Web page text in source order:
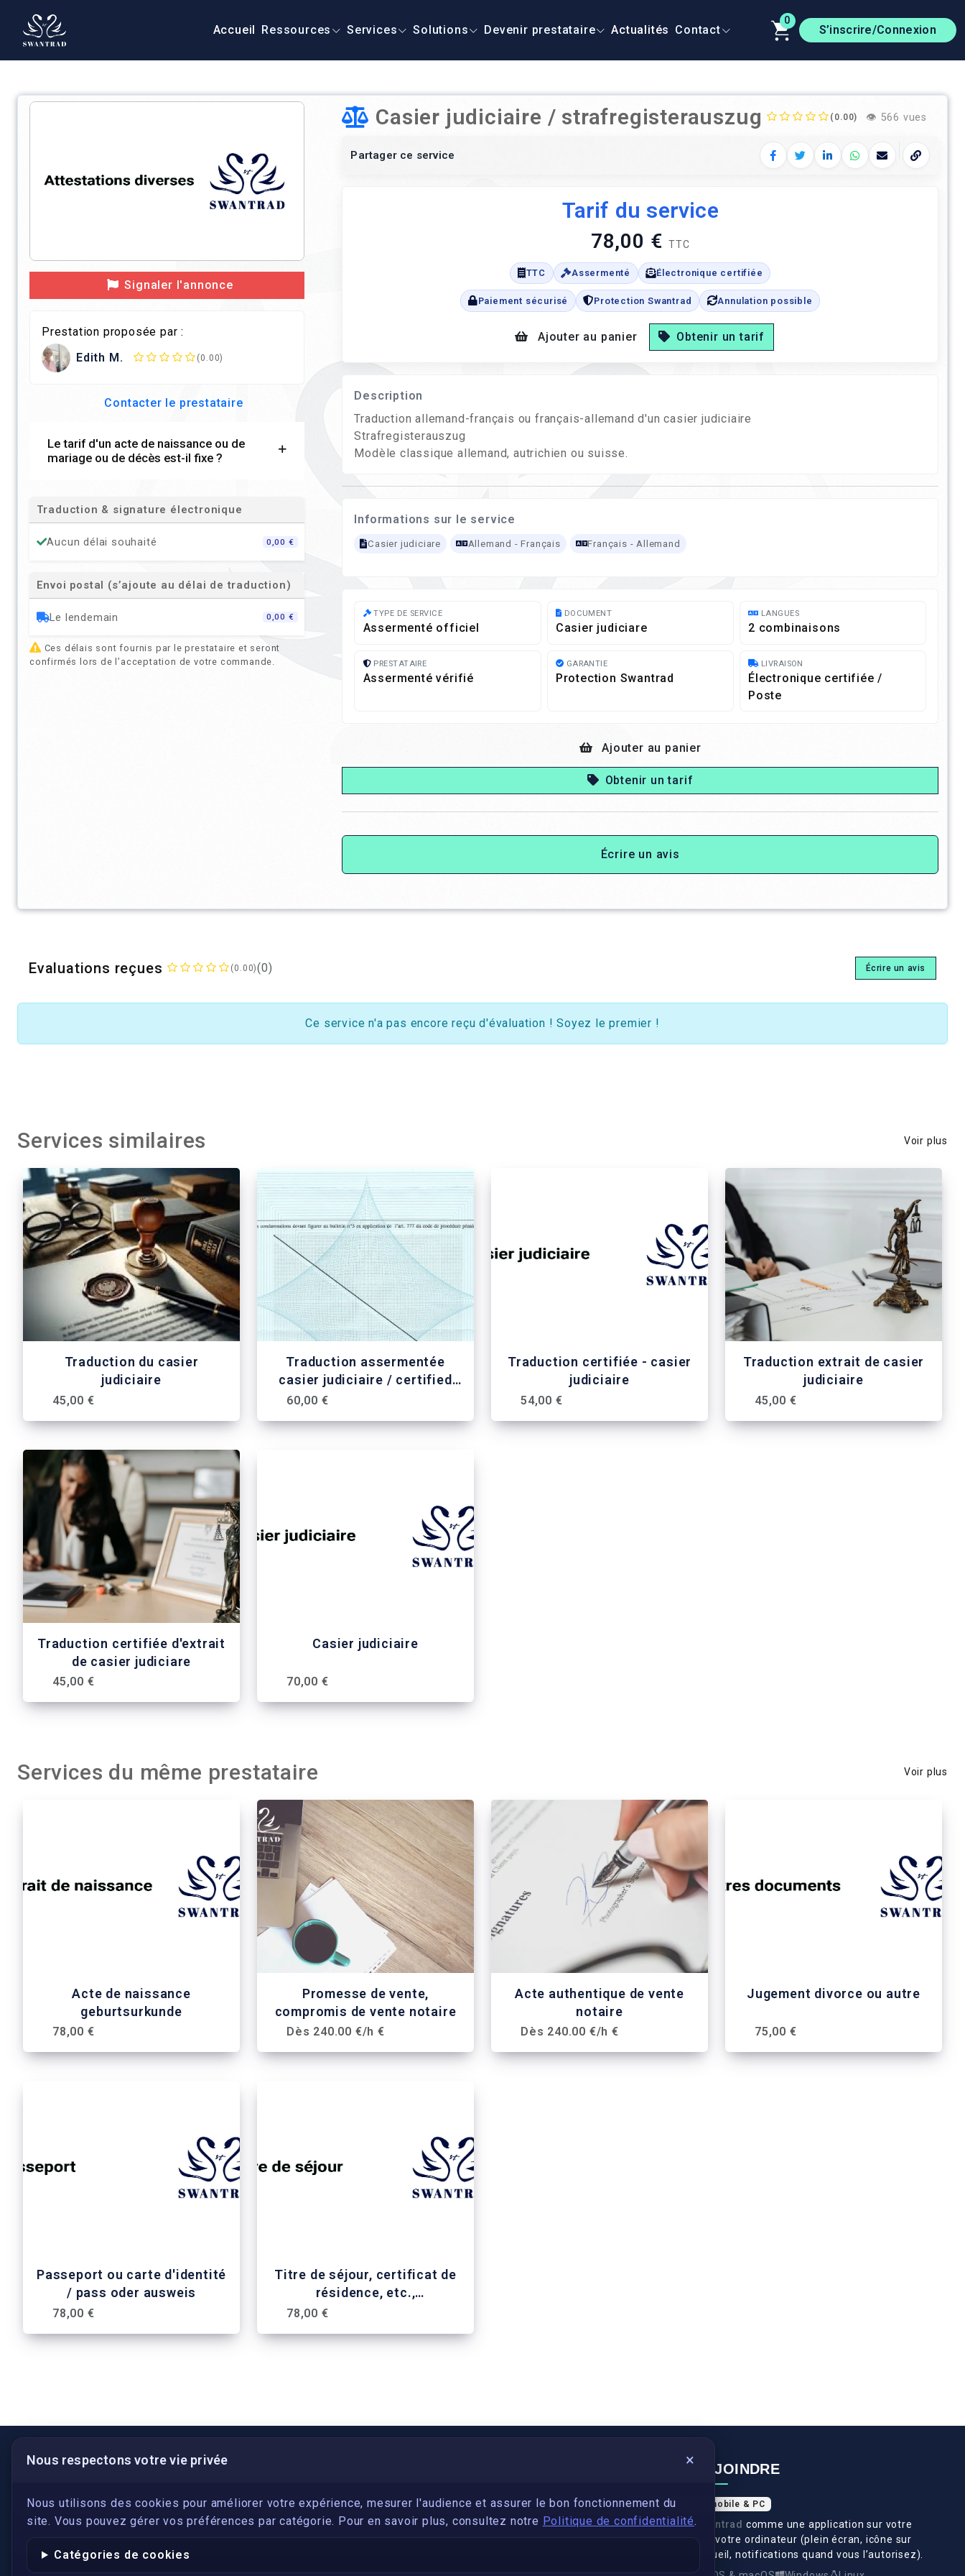
Accueil Ressources Services Solutions Devenir prestataire Actualités Contact
0
S’inscrire/Connexion
Signaler l'annonce
Prestation proposée par :
Edith M.
(0.00)
Contacter le prestataire
Le tarif d'un acte de naissance ou de
mariage ou de décès est-il fixe ?
Traduction & signature électronique
Aucun délai souhaité 0,00 €
Envoi postal (s’ajoute au délai de traduction)
Le lendemain 0,00 €
Ces délais sont fournis par le prestataire et seront
confirmés lors de l’acceptation de votre commande.
Casier judiciaire / strafregisterauszug (0.00) 👁️ 566 vues
Partager ce service
Facebook
TwitterLinkedInWhatsApp
E‑mailCopier le
Tarif du service
78,00 € TTC
TTC Assermenté Électronique certifiée
Paiement sécurisé Protection Swantrad Annulation possible
Ajouter au panier Obtenir un tarif
Description
Traduction allemand-français ou français-allemand d'un casier judiciaire
Strafregisterauszug
Modèle classique allemand, autrichien ou suisse.
Informations sur le service
Casier judiciare Allemand - Français Français - Allemand
TYPE DE SERVICE
Assermenté officiel
DOCUMENT
Casier judiciare
LANGUES
2 combinaisons
PRESTATAIRE
Assermenté vérifié
GARANTIE
Protection Swantrad
LIVRAISON
Électronique certifiée /
Poste
Ajouter au panier
Obtenir un tarif
Écrire un avis
Evaluations reçues (0.00)(0) Écrire un avis
Ce service n'a pas encore reçu d'évaluation ! Soyez le premier !
Services similaires Voir plus
Traduction du casier
judiciaire
45,00 €
Traduction assermentée
casier judiciaire / certified
translation of criminal
60,00 €
Traduction certifiée - casier
judiciaire
54,00 €
Traduction extrait de casier
judiciaire
45,00 €
Traduction certifiée d'extrait
de casier judiciare
45,00 €
Casier judiciaire
70,00 €
Services du même prestataire Voir plus
Acte de naissance
geburtsurkunde
78,00 €
Promesse de vente,
compromis de vente notaire
Dès 240.00 €/h €
Acte authentique de vente
notaire
Dès 240.00 €/h €
Jugement divorce ou autre
75,00 €
Passeport ou carte d'identité
/ pass oder ausweis
78,00 €
Titre de séjour, certificat de
résidence, etc.,
meldebescheinigung o. ä
78,00 €
Nous respectons votre vie privée ×
Nous utilisons des cookies pour améliorer votre expérience, mesurer l'audience et assurer le bon fonctionnement du
site. Vous pouvez gérer vos préférences par catégorie. Pour en savoir plus, consultez notre Politique de confidentialité.
Catégories de cookies
LIENS UTILES
S'inscrire
Qui sommes-nous ?
Conformité
Devenez développeur avec IronSkill Academy
Gubernatis immobilier
NOUS REJOINDRE
Application mobile & PC
InstallezSwantrad comme une application sur votre
téléphone et votre ordinateur (plein écran, icône sur
l’écran d’accueil, notifications quand vous l’autorisez).